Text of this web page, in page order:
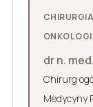
dr n.
Chirurg
Medycyny